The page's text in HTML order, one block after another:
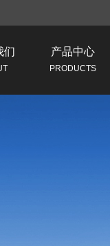
们 产品中心
PRODUCTS